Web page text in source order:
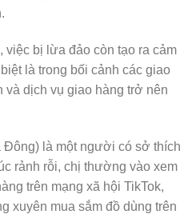
việc bị lừa đảo còn tạo ra cảm
là trong bối cảnh các giao
dịch vụ giao hàng trở nên
Đông) là một người có sở thích
rảnh rỗi, chị thường vào xem
trên mạng xã hội TikTok,
xuyên mua sắm đồ dùng trên